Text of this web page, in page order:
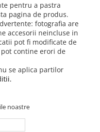
pentru a pastra
pagina de produs.
fotografia are
accesorii neincluse in
pot fi modificate de
contine erori de
se aplica partilor
noastre